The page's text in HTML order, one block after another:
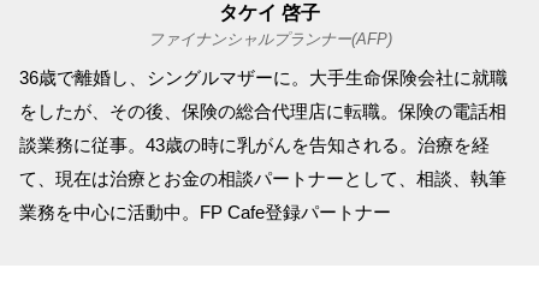
タケイ 啓子
ファイナンシャルプランナー(AFP)
36歳で離婚し、シングルマザーに。大手生命保険会社に就職
をしたが、その後、保険の総合代理店に転職。保険の電話相
談業務に従事。43歳の時に乳がんを告知される。治療を経
て、現在は治療とお金の相談パートナーとして、相談、執筆
業務を中心に活動中。FP Cafe登録パートナー